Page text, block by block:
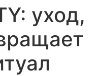
уход,